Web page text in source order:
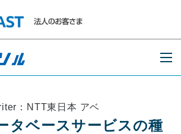
：NTT東日本 アベ
タベースサービスの種